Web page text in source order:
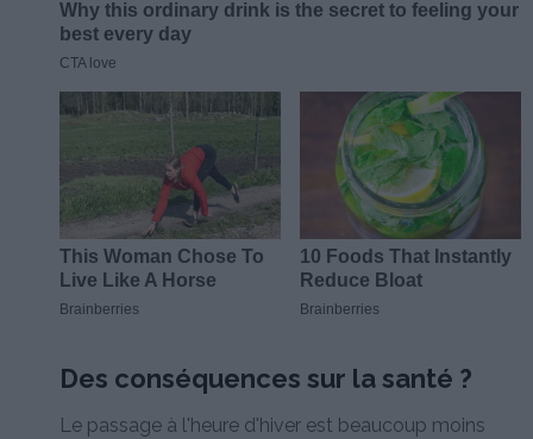
Des conséquences sur la santé ?
Le passage à l'heure d'hiver est beaucoup moins